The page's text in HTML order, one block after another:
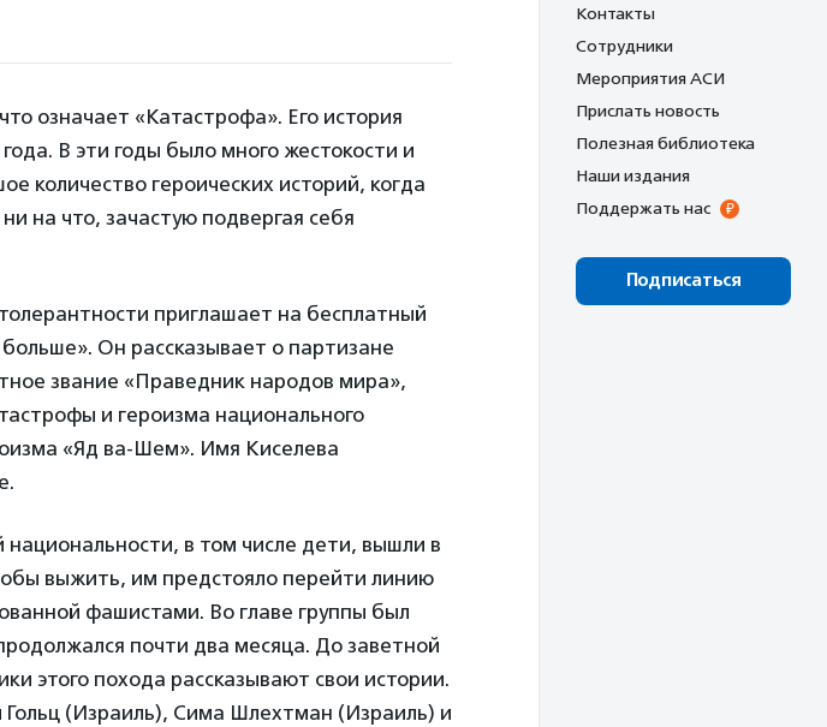
означает «Катастрофа». Его история
В эти годы было много жестокости и
количество героических историй, когда
на что, зачастую подвергая себя
приглашает на бесплатный
Он рассказывает о партизане
звание «Праведник народов мира»,
и героизма национального
«Яд ва-Шем». Имя Киселева
национальности, в том числе дети, вышли в
выжить, им предстояло перейти линию
фашистами. Во главе группы был
почти два месяца. До заветной
этого похода рассказывают свои истории.
(Израиль), Сима Шлехтман (Израиль) и
Контакты
Сотрудники
Мероприятия АСИ
Прислать новость
Полезная библиотека
Наши издания
Поддержать нас
Подписаться